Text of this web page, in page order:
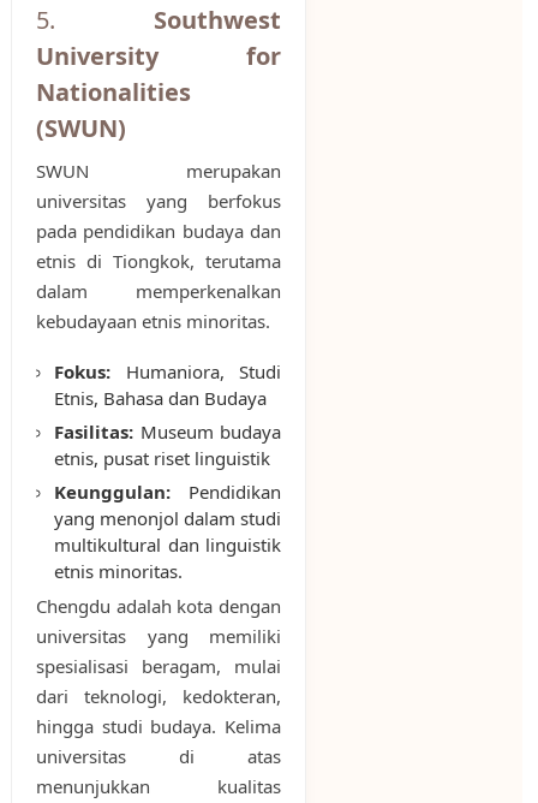
5. Southwest
University for
Nationalities
(SWUN)
SWUN merupakan
universitas yang berfokus
pada pendidikan budaya dan
etnis di Tiongkok, terutama
dalam memperkenalkan
kebudayaan etnis minoritas.
Fokus:Humaniora, Studi
Etnis, Bahasa dan Budaya
Fasilitas:Museum budaya
etnis, pusat riset linguistik
Keunggulan:Pendidikan
yang menonjol dalam studi
multikultural dan linguistik
etnis minoritas.
Chengdu adalah kota dengan
universitas yang memiliki
spesialisasi beragam, mulai
dari teknologi, kedokteran,
hingga studi budaya. Kelima
universitas di atas
menunjukkan kualitas